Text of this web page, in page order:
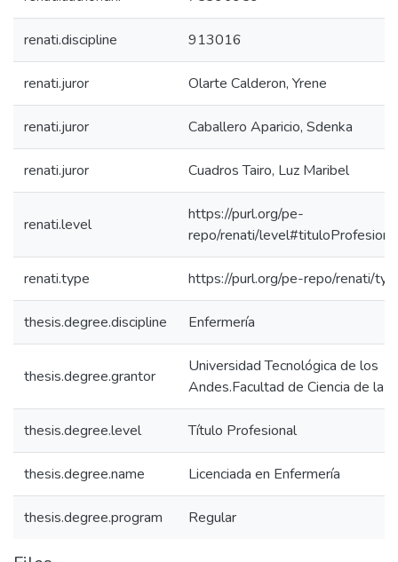
renati.discipline 913016
renati.juror Olarte Calderon, Yrene
renati.juror Caballero Aparicio, Sdenka
renati.juror Cuadros Tairo, Luz Maribel
renati.level
https://purl.org/pe-
repo/renati/
renati.type https://purl.org/pe-repo/renati/
thesis.degree.discipline Enfermería
thesis.degree.grantor
Universidad Tecnológica de los
Andes.Facultad de Ciencia de la
thesis.degree.level Título Profesional
thesis.degree.name Licenciada en Enfermería
thesis.degree.program Regular